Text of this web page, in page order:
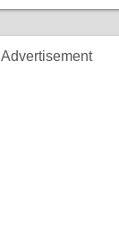
Advertisement